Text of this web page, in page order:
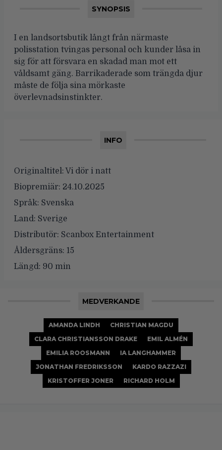
SYNOPSIS
I en landsortsbutik långt från närmaste
polisstation tvingas personal och kunder låsa in
sig för att försvara en skadad man mot ett
våldsamt gäng. Barrikaderade som trängda djur
måste de följa sina mörkaste
överlevnadsinstinkter.
INFO
Originaltitel: Vi dör i natt
Biopremiär: 24.10.2025
Språk: Svenska
Land: Sverige
Distributör: Scanbox Entertainment
Åldersgräns: 15
Längd: 90 min
MEDVERKANDE
AMANDA LINDH
CHRISTIAN MAGDU
CLARA CHRISTIANSSON DRAKE
EMIL ALMÉN
EMILIA ROOSMANN
IA LANGHAMMER
JONATHAN FREDRIKSSON
KARDO RAZZAZI
KRISTOFFER JONER
RICHARD HOLM